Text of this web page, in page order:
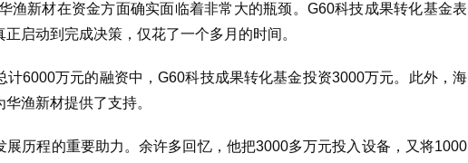
渔新材在资金方面确实面临着非常大的瓶颈。 G60科技成果转化基金表
启动到完成决策，仅花了一个多月的时间。
计6000万元的融资中，G60科技成果转化基金投资3000万元。此外，海
渔新材提供了支持。
展历程的重要助力。余许多回忆，他把3000多万元投入设备，又将1000